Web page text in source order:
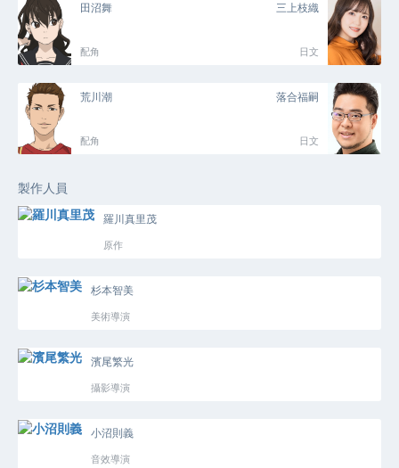
田沼舞 三上枝織
配角 日文
荒川潮 落合福嗣
配角 日文
製作人員
羅川真里茂
原作
杉本智美
美術導演
濱尾繁光
攝影導演
小沼則義
音效導演